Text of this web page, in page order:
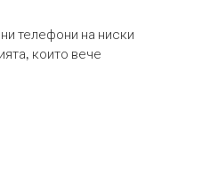
телефони на ниски
които вече